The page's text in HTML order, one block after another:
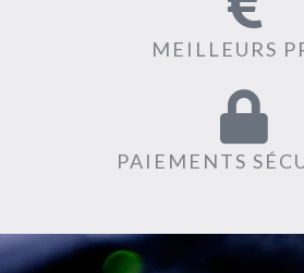
MEILLEURS
PAIEMENTS